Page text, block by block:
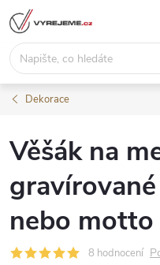
Přejít
na
obsah
Dekorace
Věšák na
nebo motto
8 hodnocení